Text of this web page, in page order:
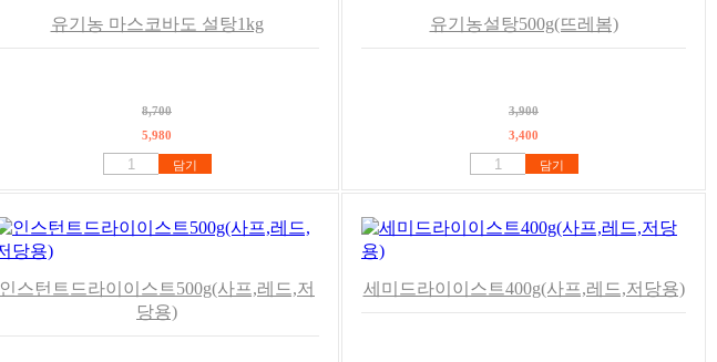
유기농 마스코바도 설탕1kg
8,700
5,980
담기
유기농설탕500g(뜨레봄)
3,900
3,400
담기
인스턴트드라이이스트500g(사프,레드,저
당용)
세미드라이이스트400g(사프,레드,저당용)